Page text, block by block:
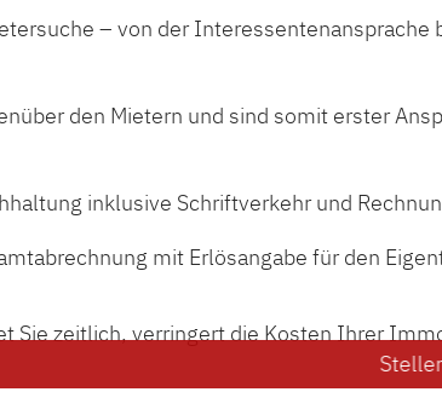
– von der Interessentenansprache
den Mietern und sind somit erster
inklusive Schriftverkehr und
mit Erlösangabe für den
Sie zeitlich, verringert die Kosten Ihrer
Stellen Sie